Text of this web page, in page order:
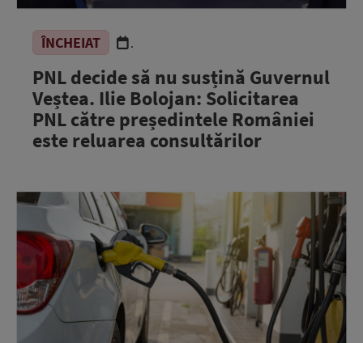
ÎNCHEIAT .
PNL decide să nu susțină Guvernul
Veștea. Ilie Bolojan: Solicitarea
PNL către președintele României
este reluarea consultărilor